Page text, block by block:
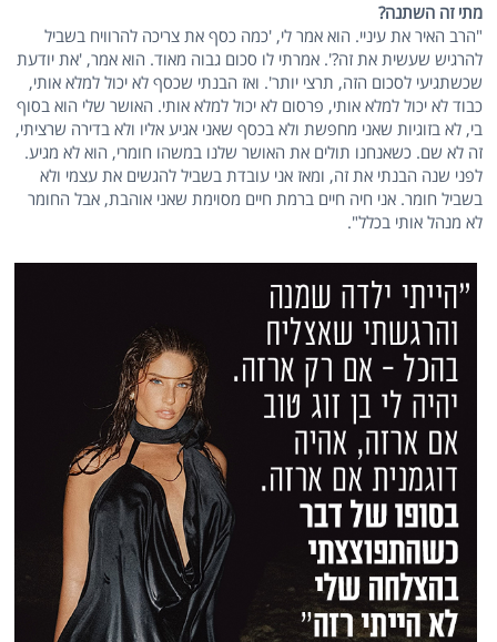
מתי זה השתנה?
"הרב האיר את עיניי. הוא אמר לי, 'כמה כסף את צריכה להרוויח בשביל
להרגיש שעשית את זה?'. אמרתי לו סכום גבוה מאוד. הוא אמר, 'את יודעת
שכשתגיעי לסכום הזה, תרצי יותר'. ואז הבנתי שכסף לא יכול למלא אותי,
כבוד לא יכול למלא אותי, פרסום לא יכול למלא אותי. האושר שלי הוא בסוף
בי, לא בזוגיות שאני מחפשת ולא בכסף שאני אגיע אליו ולא בדירה שרציתי,
זה לא שם. כשאנחנו תולים את האושר שלנו במשהו חומרי, הוא לא מגיע.
לפני שנה הבנתי את זה, ומאז אני עובדת בשביל להגשים את עצמי ולא
בשביל חומר. אני חיה חיים ברמת חיים מסוימת שאני אוהבת, אבל החומר
לא מנהל אותי בכלל".